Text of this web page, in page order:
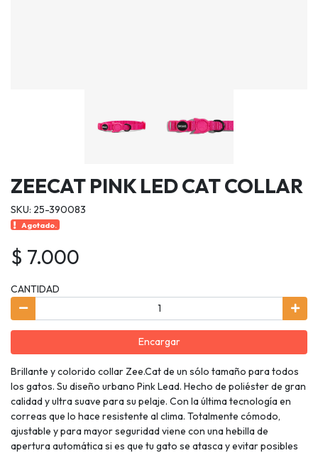
ZEECAT PINK LED CAT COLLAR
SKU: 25-390083
Agotado.
$ 7.000
CANTIDAD
Encargar
Brillante y colorido collar Zee.Cat de un sólo tamaño para todos
los gatos. Su diseño urbano Pink Lead. Hecho de poliéster de gran
calidad y ultra suave para su pelaje. Con la última tecnología en
correas que lo hace resistente al clima. Totalmente cómodo,
ajustable y para mayor seguridad viene con una hebilla de
apertura automática si es que tu gato se atasca y evitar posibles